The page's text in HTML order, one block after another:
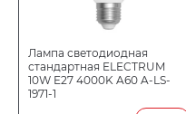
Лампа светодиодная
стандартная ELECTRUM
10W E27 4000K A60 A-LS-
1971-1